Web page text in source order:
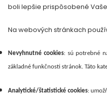
boli lepšie prispôsobené
Na webových stránkach
Nevyhnutné cookies: sú potrebné
základné funkčnosti stránok. Táto
Analytické/štatistické cookies: